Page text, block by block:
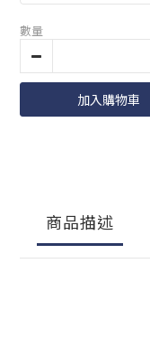
數量
加入購物車
商品描述